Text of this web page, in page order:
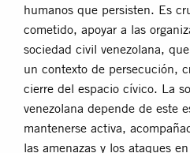
humanos que persisten. Es
cometido, apoyar a las
sociedad civil venezolana,
un contexto de persecución,
cierre del espacio cívico. La
venezolana depende de este
mantenerse activa,
las amenazas y los ataques